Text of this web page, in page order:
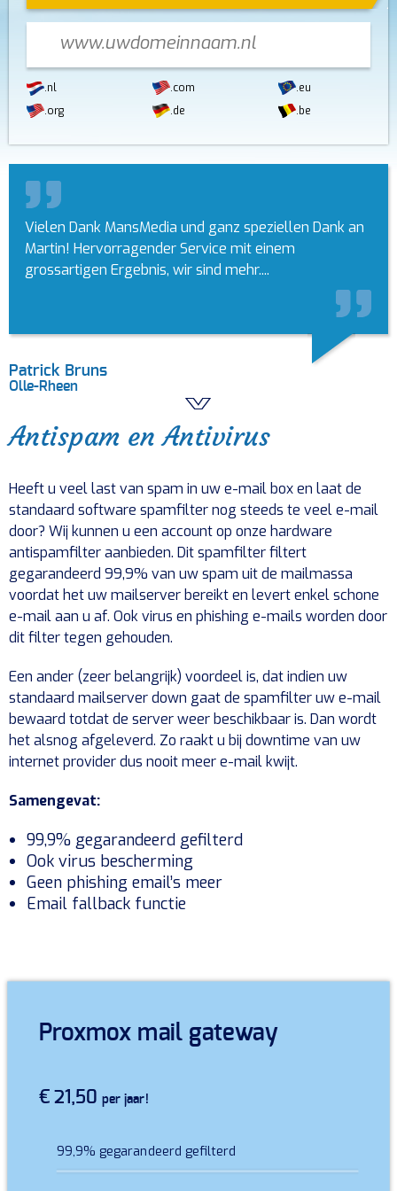
.nl .com
.eu
.org
.de .be
Vielen Dank MansMedia und ganz speziellen Dank an
Martin! Hervorragender Service mit einem
grossartigen Ergebnis, wir sind mehr....
Patrick Bruns
Olle-Rheen
Antispam en Antivirus
Heeft u veel last van spam in uw e-mail box en laat de
standaard software spamfilter nog steeds te veel e-mail
door? Wij kunnen u een account op onze hardware
antispamfilter aanbieden. Dit spamfilter filtert
gegarandeerd 99,9% van uw spam uit de mailmassa
voordat het uw mailserver bereikt en levert enkel schone
e-mail aan u af. Ook virus en phishing e-mails worden door
dit filter tegen gehouden.
Een ander (zeer belangrijk) voordeel is, dat indien uw
standaard mailserver down gaat de spamfilter uw e-mail
bewaard totdat de server weer beschikbaar is. Dan wordt
het alsnog afgeleverd. Zo raakt u bij downtime van uw
internet provider dus nooit meer e-mail kwijt.
Samengevat:
99,9% gegarandeerd gefilterd
Ook virus bescherming
Geen phishing email’s meer
Email fallback functie
Proxmox mail gateway
€ 21,50per jaar!
99,9% gegarandeerd gefilterd